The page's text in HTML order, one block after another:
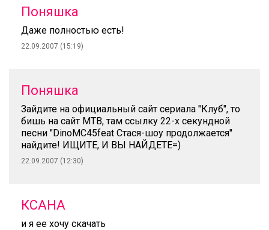
Поняшка
Даже полностью есть!
22.09.2007 (15:19)
Поняшка
Зайдите на официальный сайт сериала "Клуб", то
бишь на сайт МТВ, там ссылку 22-х секундной
песни "DinoMC45feat Стася-шоу продолжается"
найдите! ИЩИТЕ, И ВЫ НАЙДЕТЕ=)
22.09.2007 (12:30)
КСАНА
и я ее хочу скачать